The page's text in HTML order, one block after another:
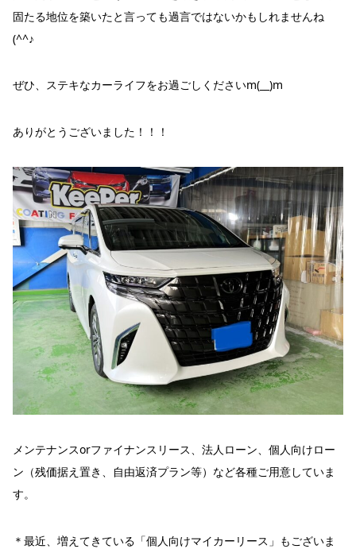
固たる地位を築いたと言っても過言ではないかもしれませんね
(^^♪
ぜひ、ステキなカーライフをお過ごしくださいm(__)m
ありがとうございました！！！
メンテナンスorファイナンスリース、法人ローン、個人向けロー
ン（残価据え置き、自由返済プラン等）など各種ご用意していま
す。
＊最近、増えてきている「個人向けマイカーリース」もございま